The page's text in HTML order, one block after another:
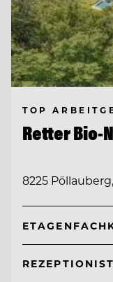
TOP
Retter Bio-
8225